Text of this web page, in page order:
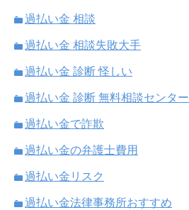
過払い金 相談
過払い金 相談失敗大手
過払い金 診断 怪しい
過払い金 診断 無料相談センター
過払い金で詐欺
過払い金の弁護士費用
過払い金リスク
過払い金法律事務所おすすめ